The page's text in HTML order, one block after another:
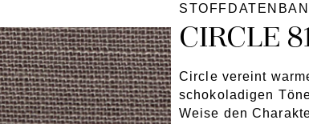
CIRCLE
Circle vereint
schokoladigen
Weise den